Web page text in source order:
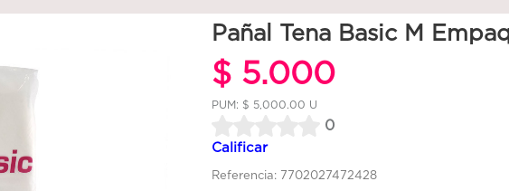
Pañal Tena Basic M
$ 5.000
PUM: $ 5,000.00 U
0
Calificar
Referencia: 7702027472428